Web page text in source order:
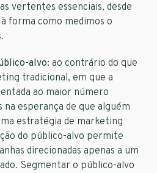
vertentes essenciais, desde
à forma como medimos o
alvo: ao contrário do que
tradicional, em que a
ao maior número
na esperança de que alguém
estratégia de marketing
do público-alvo permite
direcionadas apenas a um
Segmentar o público-alvo